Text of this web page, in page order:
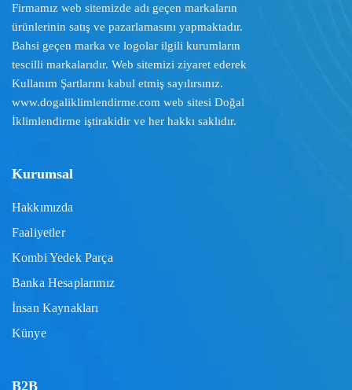
Firmamız web sitemizde adı geçen markaların
ürünlerinin satış ve pazarlamasını yapmaktadır.
Bahsi geçen marka ve logolar ilgili kurumların
tescilli markalarıdır. Web sitemizi ziyaret ederek
Kullanım Şartlarını kabul etmiş sayılırsınız.
www.dogaliklimlendirme.com web sitesi Doğal
İklimlendirme iştirakidir ve her hakkı saklıdır.
Kurumsal
Hakkımızda
Faaliyetler
Kombi Yedek Parça
Banka Hesaplarımız
İnsan Kaynakları
Künye
B2B